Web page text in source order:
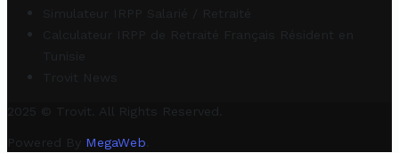
Simulateur IRPP Salarié / Retraité
Calculateur IRPP de Retraité Français Résident en
Tunisie
Trovit News
2025 © Trovit. All Rights Reserved.
Powered By MegaWeb